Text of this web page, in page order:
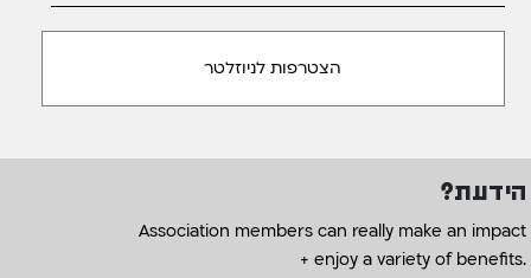
הידעת?
Association members can really make an impact
+ enjoy a variety of benefits.